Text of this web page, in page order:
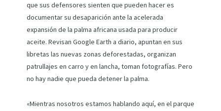
que sus defensores sienten que pueden hacer es
documentar su desaparición ante la acelerada
expansión de la palma africana usada para producir
aceite. Revisan Google Earth a diario, apuntan en sus
libretas las nuevas zonas deforestadas, organizan
patrullajes en carro y en lancha, toman fotografías. Pero
no hay nadie que pueda detener la palma.
«Mientras nosotros estamos hablando aquí, en el parque